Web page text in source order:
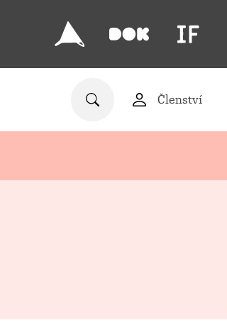
Členství